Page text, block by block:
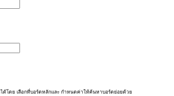
โดย เลือกที่บอร์ดหลักและ กำหนดค่าให้ค้นหาบอร์ดย่อยด้วย